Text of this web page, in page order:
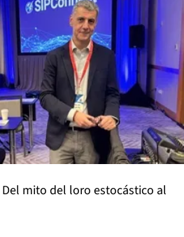
Del mito del loro estocástico al